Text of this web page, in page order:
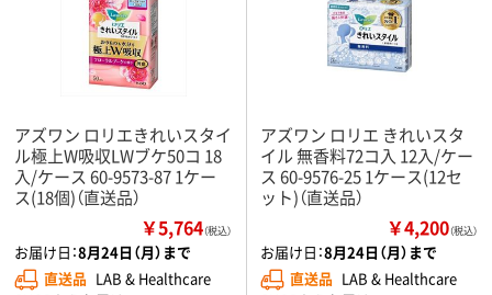
アズワン ロリエきれいスタイ
ル極上W吸収LWブケ50コ 18
入/ケース 60-9573-87 1ケー
ス(18個)（直送品）
￥5,764（税込）
お届け日：8月24日（月）まで
直送品 LAB & Healthcare
アズワン ロリエ きれいスタ
イル 無香料72コ入 12入/ケー
ス 60-9576-25 1ケース(12セ
ット)（直送品）
￥4,200（税込）
お届け日：8月24日（月）まで
直送品 LAB & Healthcare